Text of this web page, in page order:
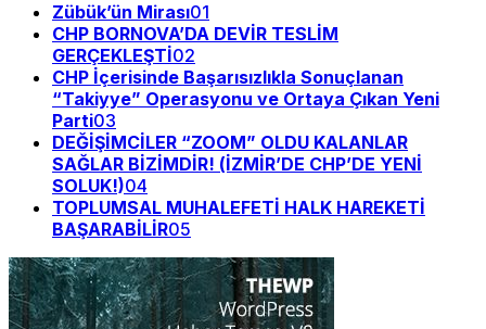
Zübük’ün Mirası01
CHP BORNOVA’DA DEVİR TESLİM
GERÇEKLEŞTİ02
CHP İçerisinde Başarısızlıkla Sonuçlanan
“Takiyye” Operasyonu ve Ortaya Çıkan Yeni
Parti03
DEĞİŞİMCİLER “ZOOM” OLDU KALANLAR
SAĞLAR BİZİMDİR! (İZMİR’DE CHP’DE YENİ
SOLUK!)04
TOPLUMSAL MUHALEFETİ HALK HAREKETİ
BAŞARABİLİR05